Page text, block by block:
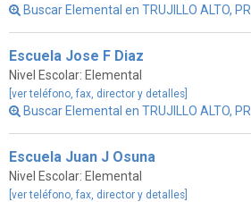
Buscar Elemental en TRUJILLO ALTO, PR
Escuela Jose F Diaz
Nivel Escolar: Elemental
[ver teléfono, fax, director y detalles]
Buscar Elemental en TRUJILLO ALTO, PR
Escuela Juan J Osuna
Nivel Escolar: Elemental
[ver teléfono, fax, director y detalles]